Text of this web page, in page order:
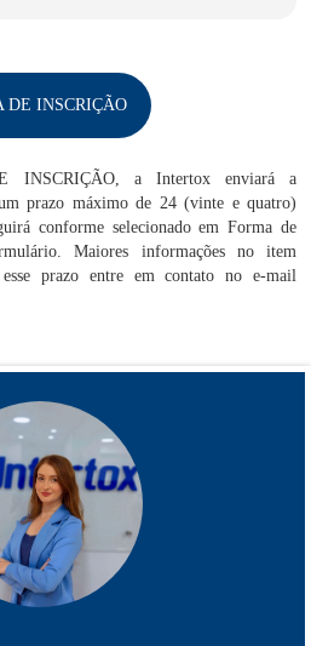
DE INSCRIÇÃO
INSCRIÇÃO, a Intertox enviará a
prazo máximo de 24 (vinte e quatro)
conforme selecionado em Forma de
Maiores informações no item
prazo entre em contato no e-mail